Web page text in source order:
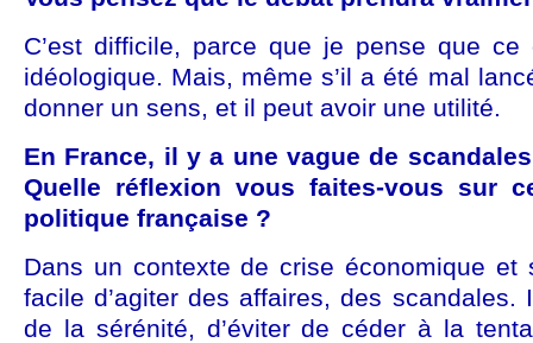
C’est difficile, parce que je pense que
idéologique. Mais, même s’il a été mal
donner un sens, et il peut avoir une utilité.
En France, il y a une vague de
Quelle réflexion vous faites-vous sur
politique française ?
Dans un contexte de crise économique et
facile d’agiter des affaires, des scandales.
de la sérénité, d’éviter de céder à la